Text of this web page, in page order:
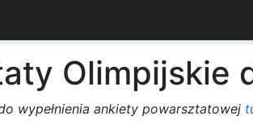
Olimpijskie
wypełnienia ankiety powarsztatowej